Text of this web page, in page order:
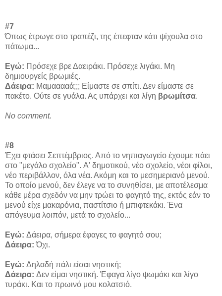
#7
Όπως έτρωγε στο τραπέζι, της έπεφταν κάτι ψίχουλα στο
πάτωμα...
Εγώ: Πρόσεχε βρε Δαειράκι. Πρόσεχε λιγάκι. Μη
δημιουργείς βρωμιές.
Δάειρα: Μαμααααά;;; Είμαστε σε σπίτι. Δεν είμαστε σε
πακέτο. Ούτε σε γυάλα. Ας υπάρχει και λίγη βρωμίτσα.
No comment.
#8
Έχει φτάσει Σεπτέμβριος. Από το νηπιαγωγείο έχουμε πάει
στο "μεγάλο σχολείο". Α' δημοτικού, νέο σχολείο, νέοι φίλοι,
νέο περιβάλλον, όλα νέα. Ακόμη και το μεσημεριανό μενού.
Το οποίο μενού, δεν έλεγε να το συνηθίσει, με αποτέλεσμα
κάθε μέρα σχεδόν να μην τρώει το φαγητό της, εκτός εάν το
μενού είχε μακαρόνια, παστίτσιο ή μπιφτεκάκι. Ένα
απόγευμα λοιπόν, μετά το σχολείο...
Εγώ: Δάειρα, σήμερα έφαγες το φαγητό σου;
Δάειρα: Όχι.
Εγώ: Δηλαδή πάλι είσαι νηστική;
Δάειρα: Δεν είμαι νηστική. Έφαγα λίγο ψωμάκι και λίγο
τυράκι. Και το πρωινό μου κολατσιό.